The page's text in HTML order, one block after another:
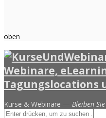
oben
Kurse & Webinare — Bleiben